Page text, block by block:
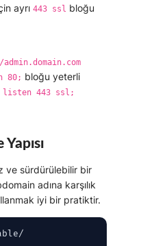
ayrı 443 ssl bloğu
80; bloğu yeterli
listen 443 ssl;
ve sürdürülebilir bir
adına karşılık
iyi bir pratiktir.